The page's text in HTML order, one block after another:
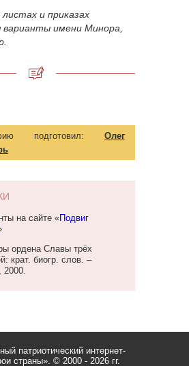
листах и приказах
варианты имени Минора,
подготовил: Олег
на сайте «Подвиг
ордена Славы трёх
крат. биогр. слов. –
2000.
патриотический интернет-
страны». © 2000 - 2026 гг.